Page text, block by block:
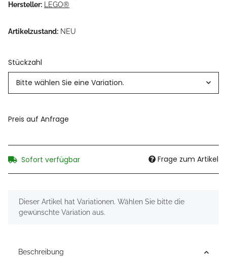
Hersteller: LEGO®
Artikelzustand: NEU
Stückzahl
Bitte wählen Sie eine Variation.
Preis auf Anfrage
Sofort verfügbar Frage zum Artikel
xDieser Artikel hat Variationen. Wählen Sie bitte die
gewünschte Variation aus.
Beschreibung